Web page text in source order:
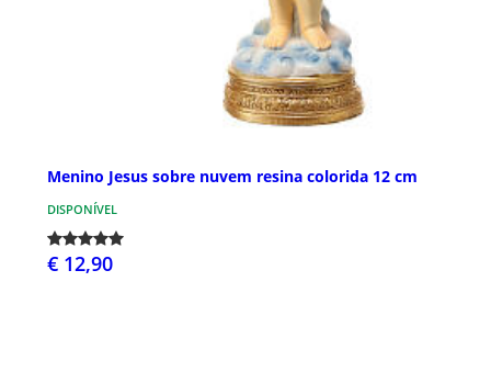
Menino Jesus sobre nuvem resina colorida 12 cm
DISPONÍVEL
€ 12,90